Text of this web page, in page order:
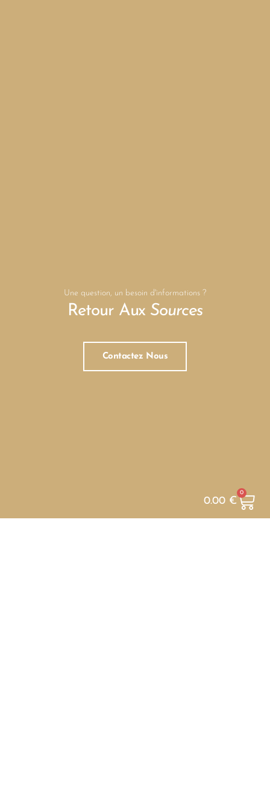
0.00 €
0
Une question, un besoin d'informations ?
Retour Aux Sources
Contactez Nous